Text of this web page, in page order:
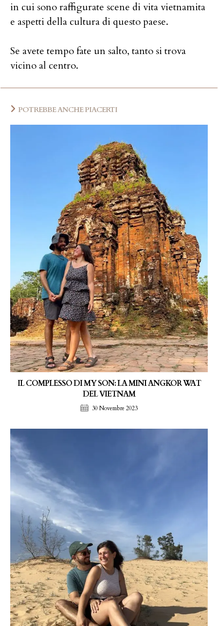
in cui sono raffigurate scene di vita vietnamita
e aspetti della cultura di questo paese.
Se avete tempo fate un salto, tanto si trova
vicino al centro.
POTREBBE ANCHE PIACERTI
IL COMPLESSO DI MY SON: LA MINI ANGKOR WAT
DEL VIETNAM
30 Novembre 2023